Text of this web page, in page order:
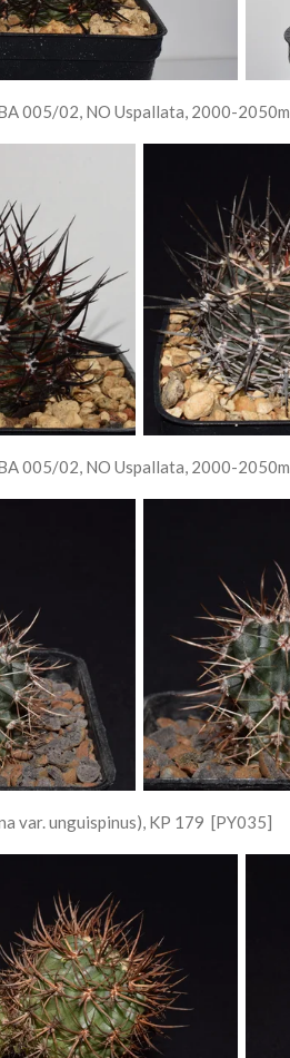
005/02, NO Uspallata, 2000-2050m
005/02, NO Uspallata, 2000-2050m
var. unguispinus), KP 179 [PY035]